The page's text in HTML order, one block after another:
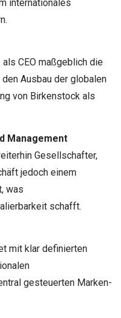
internationales
CEO maßgeblich die
Ausbau der globalen
von Birkenstock als
Management
Gesellschafter,
jedoch einem
was
schafft.
mit klar definierten
gesteuerten Marken-